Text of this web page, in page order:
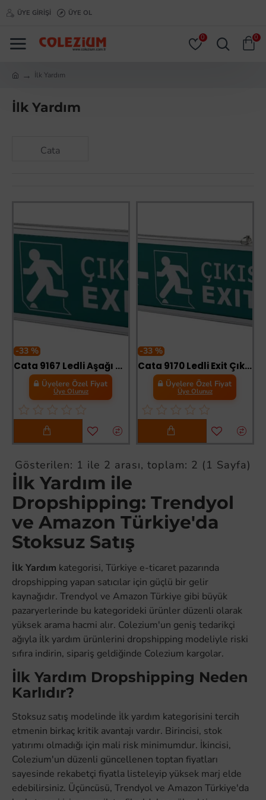
ÜYE GIRIŞI ÜYE OL
0 0
İlk Yardım
İlk Yardım
Cata
-33 %
Cata 9167 Ledli Aşağı Ok Exit Çıkış Armatürü 3 Saat Akülü
Üyelere Özel Fiyat
Üye Olunuz
-33 %
Cata 9170 Ledli Exit Çıkış Armatürü 3 Saat Akülü
Üyelere Özel Fiyat
Üye Olunuz
Gösterilen: 1 ile 2 arası, toplam: 2 (1 Sayfa)
İlk Yardım ile
Dropshipping: Trendyol
ve Amazon Türkiye'da
Stoksuz Satış
İlk Yardım kategorisi, Türkiye e-ticaret pazarında
dropshipping yapan satıcılar için güçlü bir gelir
kaynağıdır. Trendyol ve Amazon Türkiye gibi büyük
pazaryerlerinde bu kategorideki ürünler düzenli olarak
yüksek arama hacmi alır. Colezium'un geniş tedarikçi
ağıyla i̇lk yardım ürünlerini dropshipping modeliyle riski
sıfıra indirin, sipariş geldiğinde Colezium kargolar.
İlk Yardım Dropshipping Neden
Karlıdır?
Stoksuz satış modelinde i̇lk yardım kategorisini tercih
etmenin birkaç kritik avantajı vardır. Birincisi, stok
yatırımı olmadığı için mali risk minimumdur. İkincisi,
Colezium'un düzenli güncellenen toptan fiyatları
sayesinde rekabetçi fiyatla listeleyip yüksek marj elde
edebilirsiniz. Üçüncüsü, Trendyol ve Amazon Türkiye'da